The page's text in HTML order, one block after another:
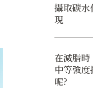
攝取碳
現
在減脂
中等強
呢?